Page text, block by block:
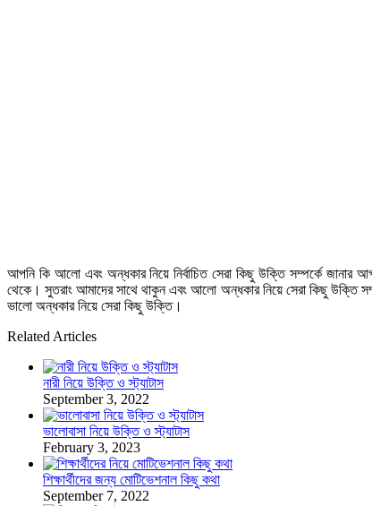
আপনি কি আলো এবং অন্ধকার নিয়ে নির্বাচিত সেরা কিছু উক্তি সম্পর্কে
থেকে। সুতরাং আমাদের সাথে থাকুন এবং আলো অন্ধকার নিয়ে সেরা কিছু উক্তি
ভালো অন্ধকার নিয়ে সেরা কিছু উক্তি।
Related Articles
নারী নিয়ে উক্তি ও স্ট্যাটাস
September 3, 2022
ভালোবাসা নিয়ে উক্তি ও স্ট্যাটাস
February 3, 2023
শিক্ষার্থীদের জন্য মোটিভেশনাল কিছু কথা
September 7, 2022